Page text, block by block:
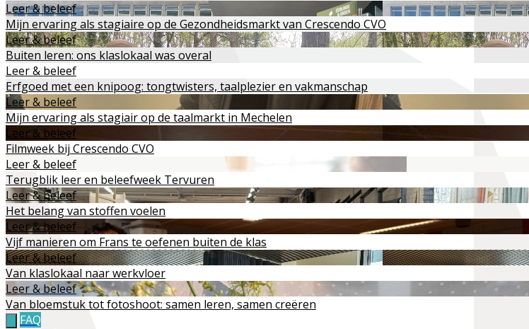
Leer & beleef
Mijn ervaring als stagiaire op de Gezondheidsmarkt van Crescendo CVO
Leer & beleef
Buiten leren: ons klaslokaal was overal
Leer & beleef
Erfgoed met een knipoog: tongtwisters, taalplezier en vakmanschap
Leer & beleef
Mijn ervaring als stagiair op de taalmarkt in Mechelen
Leer & beleef
Filmweek bij Crescendo CVO
Leer & beleef
Terugblik leer en beleefweek Tervuren
Leer & beleef
Het belang van stoffen voelen
Leer & beleef
Vijf manieren om Frans te oefenen buiten de klas
Leer & beleef
Van klaslokaal naar werkvloer
Leer & beleef
Van bloemstuk tot fotoshoot: samen leren, samen creëren
FAQ